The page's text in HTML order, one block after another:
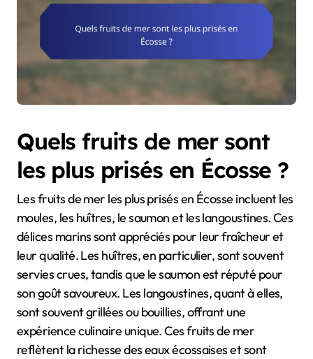
Quels fruits de mer sont
les plus prisés en Écosse ?
Les fruits de mer les plus prisés en Écosse incluent les
moules, les huîtres, le saumon et les langoustines. Ces
délices marins sont appréciés pour leur fraîcheur et
leur qualité. Les huîtres, en particulier, sont souvent
servies crues, tandis que le saumon est réputé pour
son goût savoureux. Les langoustines, quant à elles,
sont souvent grillées ou bouillies, offrant une
expérience culinaire unique. Ces fruits de mer
reflètent la richesse des eaux écossaises et sont